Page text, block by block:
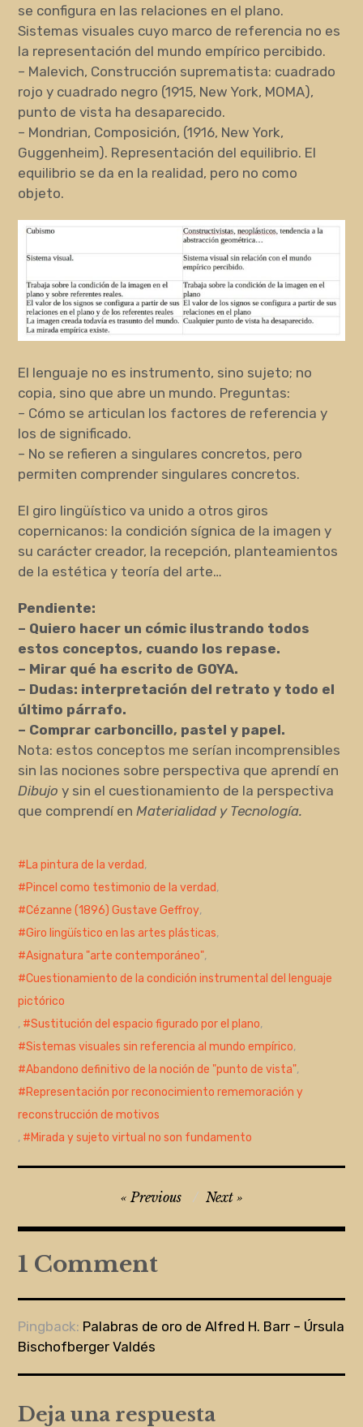
se configura en las relaciones en el plano.
Sistemas visuales cuyo marco de referencia no es
la representación del mundo empírico percibido.
– Malevich, Construcción suprematista: cuadrado
rojo y cuadrado negro (1915, New York, MOMA),
punto de vista ha desaparecido.
– Mondrian, Composición, (1916, New York,
Guggenheim). Representación del equilibrio. El
equilibrio se da en la realidad, pero no como
objeto.
El lenguaje no es instrumento, sino sujeto; no
copia, sino que abre un mundo. Preguntas:
– Cómo se articulan los factores de referencia y
los de significado.
– No se refieren a singulares concretos, pero
permiten comprender singulares concretos.
El giro lingüístico va unido a otros giros
copernicanos: la condición sígnica de la imagen y
su carácter creador, la recepción, planteamientos
de la estética y teoría del arte…
Pendiente:
– Quiero hacer un cómic ilustrando todos
estos conceptos, cuando los repase.
– Mirar qué ha escrito de GOYA.
– Dudas: interpretación del retrato y todo el
último párrafo.
– Comprar carboncillo, pastel y papel.
Nota: estos conceptos me serían incomprensibles
sin las nociones sobre perspectiva que aprendí en
Dibujo y sin el cuestionamiento de la perspectiva
que comprendí enMaterialidad y Tecnología.
La pintura de la verdad,
Pincel como testimonio de la verdad,
Cézanne (1896) Gustave Geffroy,
Giro lingüístico en las artes plásticas,
Asignatura "arte contemporáneo",
Cuestionamiento de la condición instrumental del lenguaje
pictórico
,
Sustitución del espacio figurado por el plano,
Sistemas visuales sin referencia al mundo empírico,
Abandono definitivo de la noción de "punto de vista",
Representación por reconocimiento rememoración y
reconstrucción de motivos
,
Mirada y sujeto virtual no son fundamento
Navegación
de
entradas
Previous Next
1 Comment
Pingback: Palabras de oro de Alfred H. Barr – Úrsula
Bischofberger Valdés
Deja una respuesta